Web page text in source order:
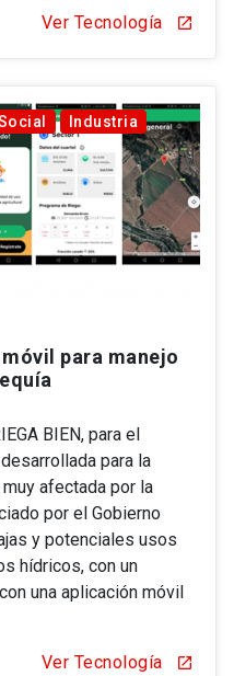
Ver Tecnología open_in_new
Industria
móvil para manejo
BIEN, para el
para la
afectada por la
por el Gobierno
y potenciales usos
hídricos, con un
una aplicación móvil
Ver Tecnología open_in_new